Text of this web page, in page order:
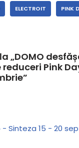
ELECTROIT PINK
„DOMO
Pink
- Sinteza 15 - 20